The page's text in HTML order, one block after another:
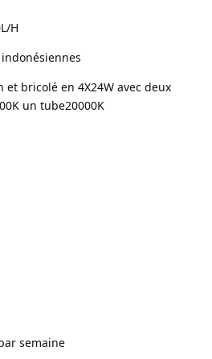
H
bricolé en 4X24W avec deux
un tube20000K
semaine